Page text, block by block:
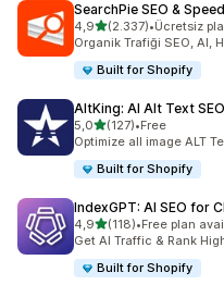
SearchPie SEO &
4,95 yıldız üzerinden
(2.337)
toplam 2337 •Ücretsiz
Organik Trafiği SEO, AI,
Built for Shopify
AltKing: AI Alt Text
5,05 yıldız üzerinden
(127)
toplam 127 değerlendirme
•Free
Optimize all image ALT
Built for Shopify
IndexGPT: AI SEO for
4,95 yıldız üzerinden
(118)
toplam 118 değerlendirme
•Free plan
Get AI Traffic & Rank
Built for Shopify